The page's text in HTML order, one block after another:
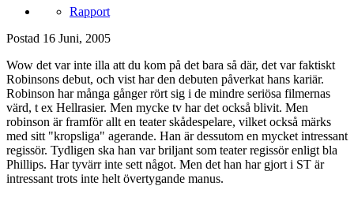
Rapport
Postad 16 Juni, 2005
Wow det var inte illa att du kom på det bara så där, det var faktiskt
Robinsons debut, och vist har den debuten påverkat hans kariär.
Robinson har många gånger rört sig i de mindre seriösa filmernas
värd, t ex Hellrasier. Men mycke tv har det också blivit. Men
robinson är framför allt en teater skådespelare, vilket också märks
med sitt "kropsliga" agerande. Han är dessutom en mycket intressant
regissör. Tydligen ska han var briljant som teater regissör enligt bla
Phillips. Har tyvärr inte sett något. Men det han har gjort i ST är
intressant trots inte helt övertygande manus.